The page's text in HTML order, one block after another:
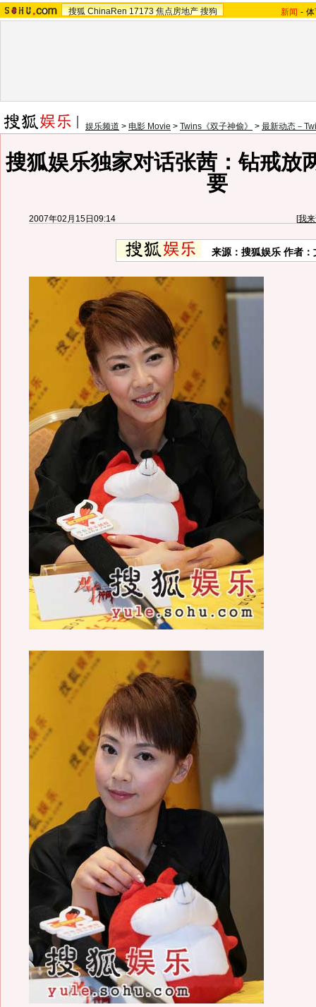
搜狐 ChinaRen 17173 焦点房地产 搜狗 新闻 -
娱乐频道 > 电影 Movie > Twins《双子神偷》 > 最新动态－
搜狐娱乐独家对话张茜：钻戒放
要
2007年02月15日09:14 [我
来源：搜狐娱乐 作者